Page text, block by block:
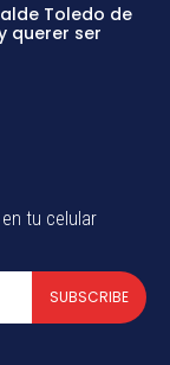
Toledo de
querer ser
tu celular
SUBSCRIBE